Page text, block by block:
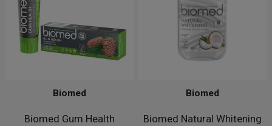
Biomed Gum Health
Biomed
Biomed Natural Whitening
Biomed